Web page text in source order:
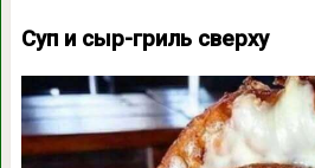
Суп и сыр-гриль сверху